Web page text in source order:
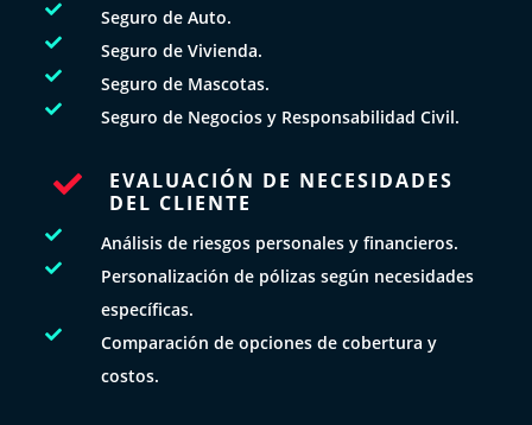
 Seguro de Auto.
 Seguro de Vivienda.
 Seguro de Mascotas.
 Seguro de Negocios y Responsabilidad Civil.

EVALUACIÓN DE NECESIDADES
DEL CLIENTE
 Análisis de riesgos personales y financieros.

Personalización de pólizas según necesidades
específicas.

Comparación de opciones de cobertura y
costos.